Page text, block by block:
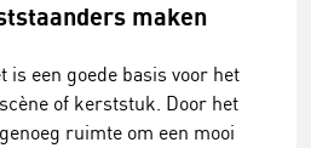
maken
is een goede basis voor het
of kerststuk. Door het
ruimte om een mooi